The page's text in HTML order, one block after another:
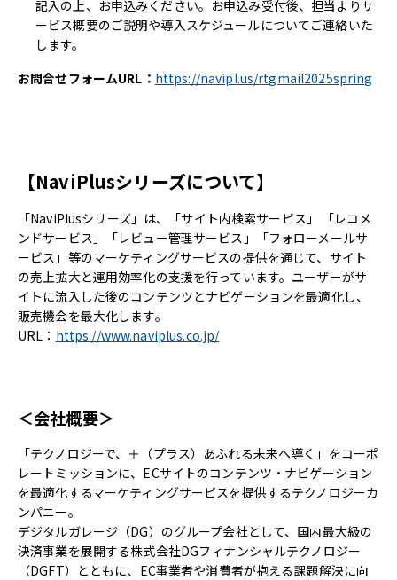
記入の上、お申込みください。お申込み受付後、担当よりサ
ービス概要のご説明や導入スケジュールについてご連絡いた
します。
お問合せフォームURL： https://navipl.us/rtgmail2025spring
【NaviPlusシリーズについて】
「NaviPlusシリーズ」は、「サイト内検索サービス」 「レコメ
ンドサービス」「レビュー管理サービス」「フォローメールサ
ービス」等のマーケティングサービスの提供を通じて、サイト
の売上拡大と運用効率化の支援を行っています。ユーザーがサ
イトに流入した後のコンテンツとナビゲーションを最適化し、
販売機会を最大化します。
URL： https://www.naviplus.co.jp/
＜会社概要＞
「テクノロジーで、＋（プラス）あふれる未来へ導く」をコーポ
レートミッションに、ECサイトのコンテンツ・ナビゲーション
を最適化するマーケティングサービスを提供するテクノロジーカ
ンパニー。
デジタルガレージ（DG）のグループ会社として、国内最大級の
決済事業を展開する株式会社DGフィナンシャルテクノロジー
（DGFT）とともに、EC事業者や消費者が抱える課題解決に向